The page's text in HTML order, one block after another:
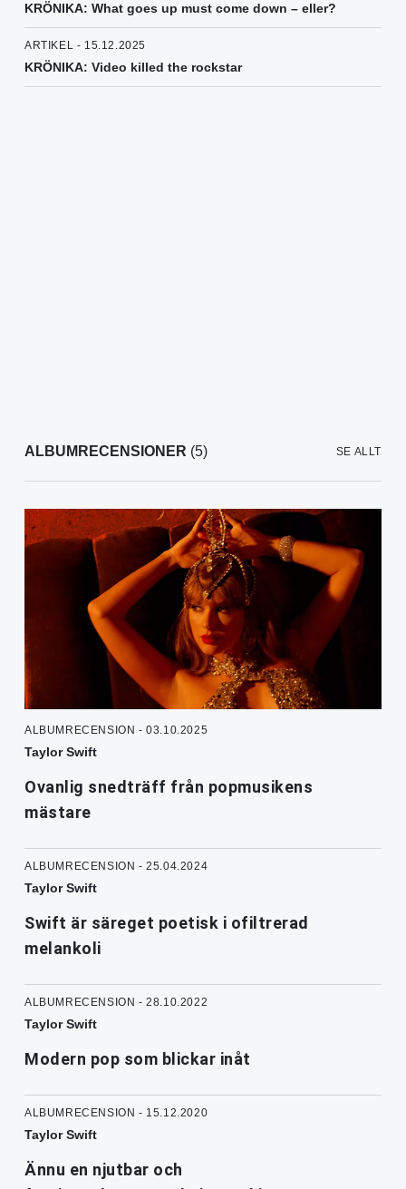
KRÖNIKA: What goes up must come down – eller?
ARTIKEL - 15.12.2025
KRÖNIKA: Video killed the rockstar
ALBUMRECENSIONER (5) SE ALLT
ALBUMRECENSION - 03.10.2025
Taylor Swift
Ovanlig snedträff från popmusikens
mästare
ALBUMRECENSION - 25.04.2024
Taylor Swift
Swift är säreget poetisk i ofiltrerad
melankoli
ALBUMRECENSION - 28.10.2022
Taylor Swift
Modern pop som blickar inåt
ALBUMRECENSION - 15.12.2020
Taylor Swift
Ännu en njutbar och